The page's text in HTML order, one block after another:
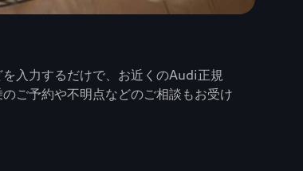
入力するだけで、お近くのAudi正規
ご予約や不明点などのご相談もお受け